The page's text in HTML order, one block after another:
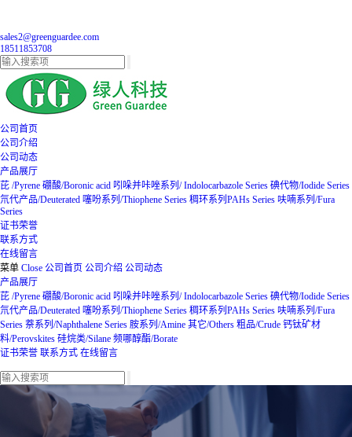
sales2@greenguardee.com
18511853708
公司首页
公司介绍
公司动态
产品展厅
芘 /Pyrene 硼酸/Boronic acid 吲哚并咔唑系列/ Indolocarbazole Series 碘代物/Iodide Series
氘代产品/Deuterated 噻吩系列/Thiophene Series 稠环系列PAHs Series 呋喃系列/Fura
Series
证书荣誉
联系方式
在线留言
菜单 Close 公司首页 公司介绍 公司动态
产品展厅
芘 /Pyrene 硼酸/Boronic acid 吲哚并咔唑系列/ Indolocarbazole Series 碘代物/Iodide Series
氘代产品/Deuterated 噻吩系列/Thiophene Series 稠环系列PAHs Series 呋喃系列/Fura
Series 萘系列/Naphthalene Series 胺系列/Amine 其它/Others 粗品/Crude 钙钛矿材
料/Perovskites 硅烷类/Silane 频哪醇酯/Borate
证书荣誉 联系方式 在线留言